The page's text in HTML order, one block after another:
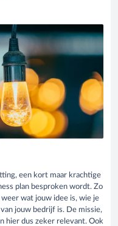
een kort maar krachtige
plan besproken wordt. Zo
wat jouw idee is, wie je
jouw bedrijf is. De missie,
hier dus zeker relevant. Ook